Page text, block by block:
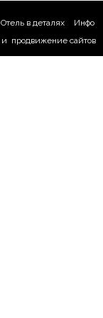
Отель в деталях
Инфо
и продвижение сайтов